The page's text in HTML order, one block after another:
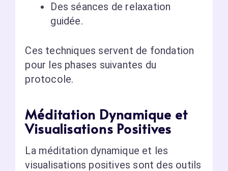
Des séances de relaxation
guidée.
Ces techniques servent de fondation
pour les phases suivantes du
protocole.
Méditation Dynamique et
Visualisations Positives
La méditation dynamique et les
visualisations positives sont des outils